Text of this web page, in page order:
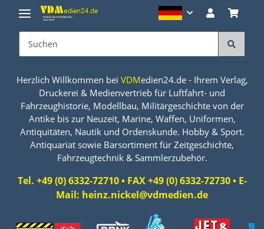
Herzlich Willkommen bei VDMedien24.de - Ihrem Verlag,
Druckerei & Medienvertrieb für Luftfahrt- und
Fahrzeughistorie, Modellbau, Militärgeschichte von der
Antike bis zur Neuzeit, Marine, Waffen, Uniformen,
Antiquitäten, Nautik und Ordenskunde. Hobby & Sport.
Antiquariat sowie Barsortiment für Zeitgeschichte,
Fahrzeugtechnik & Sammlerzubehör.
Tel. +49 (0) 6332-72710 • FAX +49 (0) 6332-72730 • E-
Mail: heinz.nickel@vdmedien.de